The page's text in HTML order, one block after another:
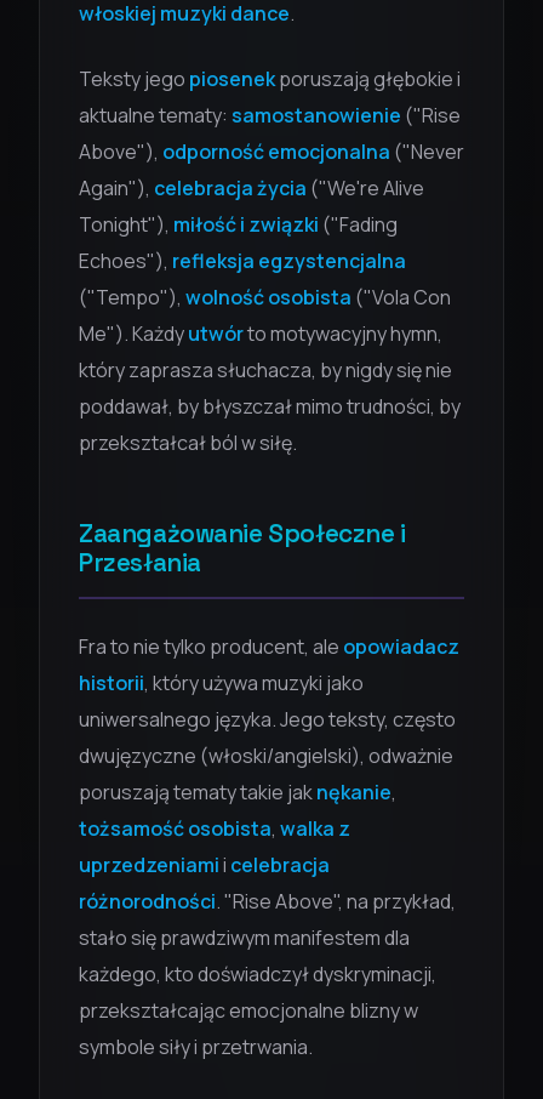
włoskiej muzyki dance.
Teksty jego piosenekporuszają głębokie i
aktualne tematy: samostanowienie ("Rise
Above"), odporność emocjonalna ("Never
Again"), celebracja życia ("We're Alive
Tonight"), miłość i związki ("Fading
Echoes"), refleksja egzystencjalna
("Tempo"), wolność osobista ("Vola Con
Me"). Każdyutwórto motywacyjny hymn,
który zaprasza słuchacza, by nigdy się nie
poddawał, by błyszczał mimo trudności, by
przekształcał ból w siłę.
Zaangażowanie Społeczne i
Przesłania
Fra to nie tylko producent, ale opowiadacz
historii, który używa muzyki jako
uniwersalnego języka. Jego teksty, często
dwujęzyczne (włoski/angielski), odważnie
poruszają tematy takie jaknękanie,
tożsamość osobista, walka z
uprzedzeniamii celebracja
różnorodności. "Rise Above", na przykład,
stało się prawdziwym manifestem dla
każdego, kto doświadczył dyskryminacji,
przekształcając emocjonalne blizny w
symbole siły i przetrwania.